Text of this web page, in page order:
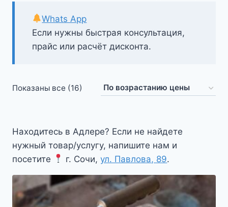
Если нужны быстрая консультация,
прайс или расчёт дисконта.
Whats App
Показаны все (16) Цены:
Находитесь в Адлере? Если не найдете
нужный товар/услугу, напишите нам и
посетите
г. Сочи,ул. Павлова, 89.